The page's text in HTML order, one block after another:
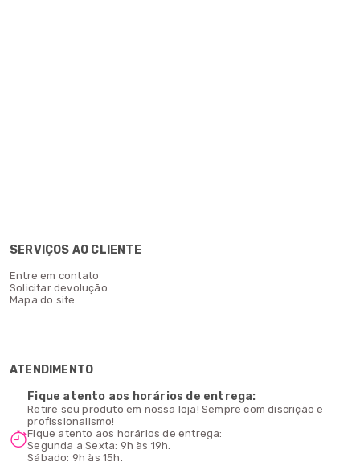
SERVIÇOS AO CLIENTE
Entre em contato
Solicitar devolução
Mapa do site
ATENDIMENTO
Fique atento aos horários de entrega:
Retire seu produto em nossa loja! Sempre com discrição e
profissionalismo!
Fique atento aos horários de entrega:
Segunda a Sexta: 9h às 19h.
Sábado: 9h às 15h.